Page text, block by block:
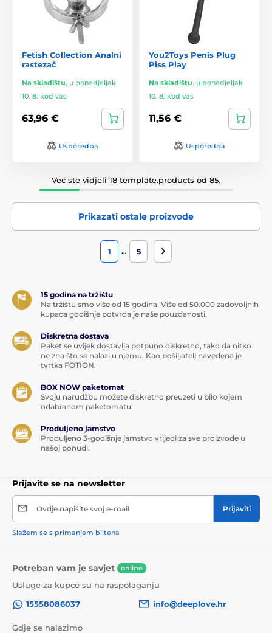
Fetish Collection Analni
rastezač
Na skladištu, u ponedjeljak
10. 8. kod vas
63,96 €
Usporedba
You2Toys Penis Plug
Piss Play
Na skladištu, u ponedjeljak
10. 8. kod vas
11,56 €
Usporedba
Već ste vidjeli 18 template.products od 85.
Prikazati ostale proizvode
1 … 5
15 godina na tržištu
Na tržištu smo više od 15 godina. Više od 50.000 zadovoljnih
kupaca godišnje potvrda je naše pouzdanosti.
Diskretna dostava
Paket se uvijek dostavlja potpuno diskretno, tako da nitko
ne zna što se nalazi u njemu. Kao pošiljatelj navedena je
tvrtka FOTION.
BOX NOW paketomat
Svoju narudžbu možete diskretno preuzeti u bilo kojem
odabranom paketomatu.
Produljeno jamstvo
Produljeno 3-godišnje jamstvo vrijedi za sve proizvode u
našoj ponudi.
Prijavite se na newsletter
Ovdje napišite svoj e-mail Prijaviti
Slažem se s primanjem biltena
Potreban vam je savjet online
Usluge za kupce su na raspolaganju
15558086037
info@deeplove.hr
Gdje se nalazimo